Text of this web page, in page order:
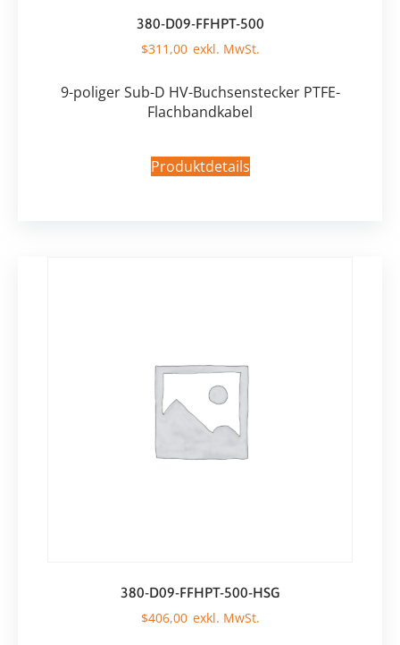
380-D09-FFHPT-500
$311,00
9-poliger Sub-D HV-Buchsenstecker PTFE-
Flachbandkabel
Produktdetails
380-D09-FFHPT-500-HSG
$406,00